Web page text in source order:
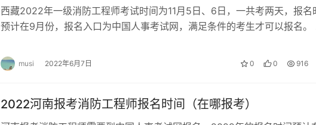
西藏2022年一级消防工程师考试时间为11月5日、6日，一共考两天，报名
预计在9月份，报名入口为中国人事考试网，满足条件的考生才可以报名。
musi 2022年6月7日 0 0 916
2022河南报考消防工程师报名时间（在哪报考）